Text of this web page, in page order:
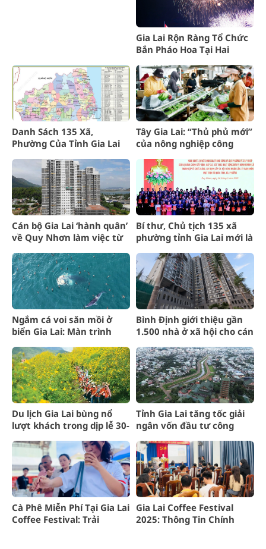
Gia Lai Rộn Ràng Tổ Chức
Bắn Pháo Hoa Tại Hai
Danh Sách 135 Xã,
Phường Của Tỉnh Gia Lai
Tây Gia Lai: “Thủ phủ mới”
của nông nghiệp công
Cán bộ Gia Lai ‘hành quân’
về Quy Nhơn làm việc từ
nhà ở xã hội
Bí thư, Chủ tịch 135 xã
phường tỉnh Gia Lai mới là
Ngắm cá voi săn mồi ở
biển Gia Lai: Màn trình
khổng lồ”
Bình Định giới thiệu gần
1.500 nhà ở xã hội cho cán
Du lịch Gia Lai bùng nổ
lượt khách trong dịp lễ 30-
Tỉnh Gia Lai tăng tốc giải
ngân vốn đầu tư công
Cà Phê Miễn Phí Tại Gia Lai
Coffee Festival: Trải
Gia Lai Coffee Festival
2025: Thông Tin Chính